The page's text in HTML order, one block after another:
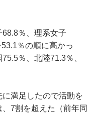
％、理系女子
％の順に高かっ
％、北陸71.3％、
満足したので活動を
7割を超えた（前年同